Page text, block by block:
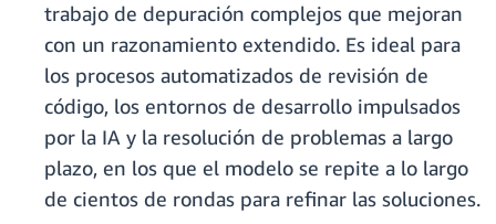
trabajo de depuración complejos que mejoran
con un razonamiento extendido. Es ideal para
los procesos automatizados de revisión de
código, los entornos de desarrollo impulsados
por la IA y la resolución de problemas a largo
plazo, en los que el modelo se repite a lo largo
de cientos de rondas para refinar las soluciones.